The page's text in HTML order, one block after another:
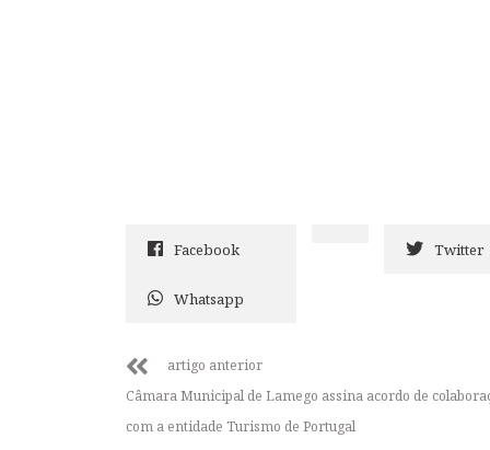
Facebook Twitter
Whatsapp
artigo anterior
Câmara Municipal de Lamego assina acordo de
com a entidade Turismo de Portugal